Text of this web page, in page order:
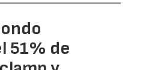
51% de